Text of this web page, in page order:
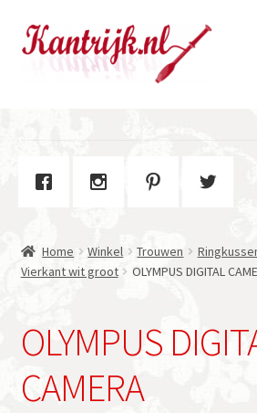
Ga
door
Ga
naar
Contact
Home Winkel Trouwen
Vierkant wit groot
OLYMPUS DIGITAL
OLYMPUS
CAMERA